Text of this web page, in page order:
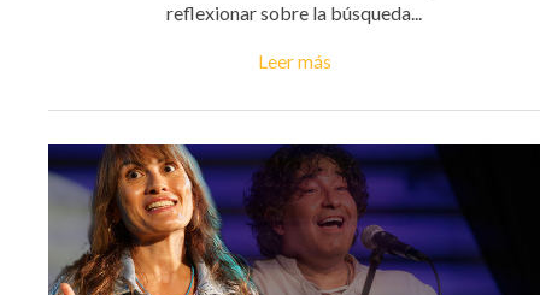
reflexionar sobre la búsqueda...
Leer más